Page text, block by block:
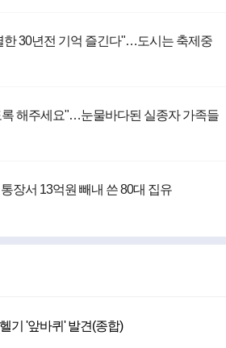
한 30년전 기억 즐긴다"…도시는 축제중
해주세요"…눈물바다된 실종자 가족들
장서 13억원 빼내 쓴 80대 집유
기 '앞바퀴' 발견(종합)